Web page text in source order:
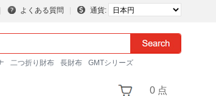
よくある質問 通貨:
二つ折り財布 長財布 GMTシリーズ
0 点